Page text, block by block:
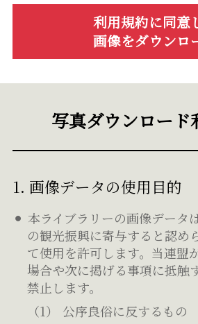
利用規約に同意
画像をダウンロ
写真ダウンロード
1. 画像データの使用目的
本ライブラリーの画像データ
の観光振興に寄与すると認め
て使用を許可します。当連盟
場合や次に掲げる事項に抵触
禁止します。
公序良俗に反するもの